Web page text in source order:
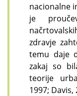
nacionalne
je
zdravje
temu daje
zakaj so
teorije
1997; Davis,